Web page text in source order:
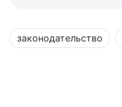
законодательство